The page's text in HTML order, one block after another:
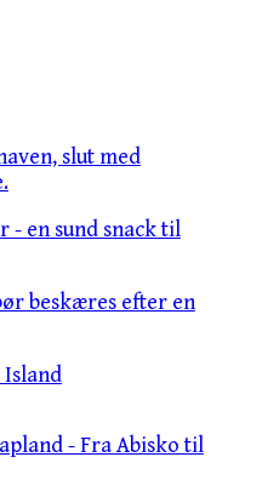
slut med
- en sund snack til
beskæres efter en
- Fra Abisko til